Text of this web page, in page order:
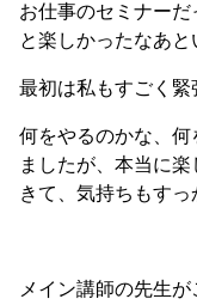
お仕事のセミナー
と楽しかったなあと
最初は私もすごく緊
何をやるのかな、
ましたが、本当に
きて、気持ちもすっ
メイン講師の先生が